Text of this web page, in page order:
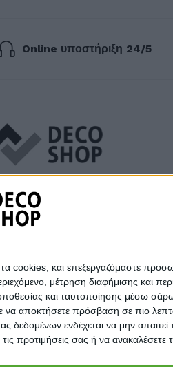
και επεξεργαζόμαστε
μέτρηση διαφήμισης και
και ταυτοποίησης μέσω
αποκτήσετε πρόσβαση σε πιο
ενδέχεται να μην απαιτεί
προτιμήσεις σας ή να
Online υποστήριξη 24/5